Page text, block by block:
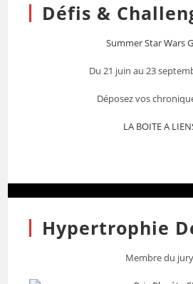
Défis &
Summer Star Wars
Du 21 juin au 23
Déposez vos
LA BOITE A
Hypertrophie
Membre du jury